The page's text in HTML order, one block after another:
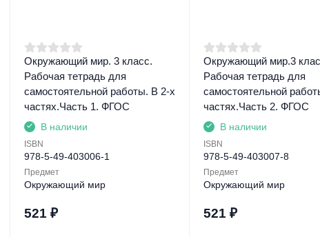
Окружающий мир. 3 класс.
Рабочая тетрадь для
самостоятельной работы. В 2-х
частях.Часть 1. ФГОС
В наличии
ISBN
978-5-49-403006-1
Предмет
Окружающий мир
521 ₽
Окружающий мир.3
Рабочая тетрадь для
самостоятельной
частях.Часть 2. ФГОС
В наличии
ISBN
978-5-49-403007-8
Предмет
Окружающий мир
521 ₽